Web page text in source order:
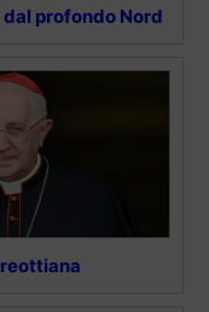
profondo Nord